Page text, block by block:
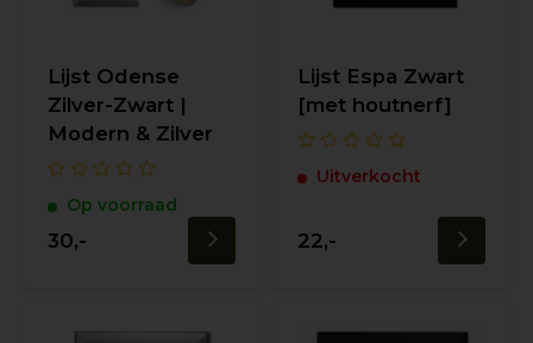
Lijst Odense
Zilver-Zwart |
Modern & Zilver
Op voorraad
30,-
Lijst Espa Zwart
[met houtnerf]
Uitverkocht
22,-